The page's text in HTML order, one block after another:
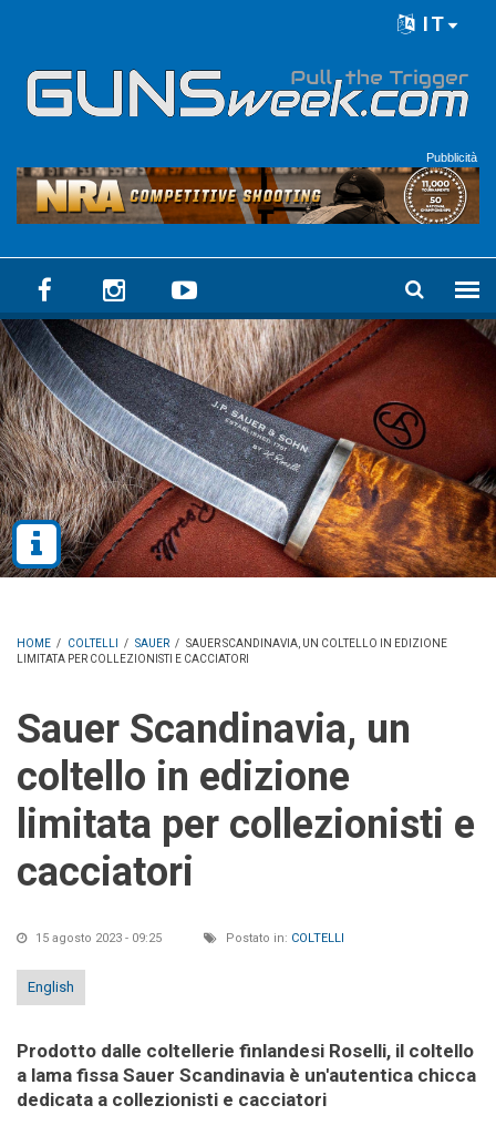
IT
Pubblicità
HOME / COLTELLI / SAUER / SAUER SCANDINAVIA, UN COLTELLO IN EDIZIONE
LIMITATA PER COLLEZIONISTI E CACCIATORI
Sauer Scandinavia, un
coltello in edizione
limitata per collezionisti e
cacciatori
15 agosto 2023 - 09:25 Postato in: COLTELLI
English
Prodotto dalle coltellerie finlandesi Roselli, il coltello
a lama fissa Sauer Scandinavia è un'autentica chicca
dedicata a collezionisti e cacciatori